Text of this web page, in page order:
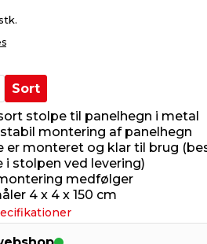
Sort
stolpe til panelhegn i metal
montering af panelhegn
er monteret og klar til brug
i stolpen ved levering)
medfølger
4 x 4 x 150 cm